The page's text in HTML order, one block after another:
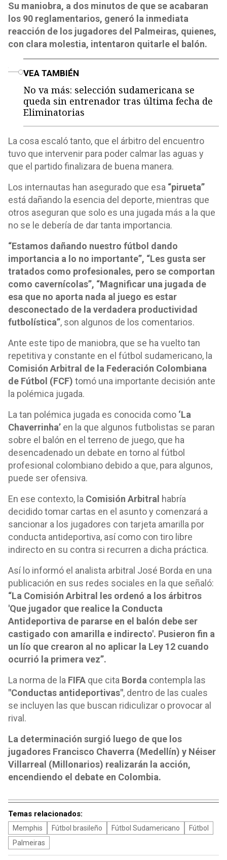
Su maniobra, a dos minutos de que se acabaran
los 90 reglamentarios, generó la inmediata
reacción de los jugadores del Palmeiras, quienes,
con clara molestia, intentaron quitarle el balón.
VEA TAMBIÉN
No va más: selección sudamericana se
queda sin entrenador tras última fecha de
Eliminatorias
La cosa escaló tanto, que el árbitro del encuentro
tuvo que intervenir para poder calmar las aguas y
que el partido finalizara de buena manera.
Los internautas han asegurado que esa “pirueta”
está dañando la esencia del deporte, mientras que
otros aseguran que solo es una jugada más a la que
no se le debería de dar tanta importancia.
“Estamos dañando nuestro fútbol dando
importancia a lo no importante”, “Les gusta ser
tratados como profesionales, pero se comportan
como cavernícolas”, “Magnificar una jugada de
esa que no aporta nada al juego es estar
desconectado de la verdadera productividad
futbolística”, son algunos de los comentarios.
Ante este tipo de maniobra, que se ha vuelto tan
repetitiva y constante en el fútbol sudamericano, la
Comisión Arbitral de la Federación Colombiana
de Fútbol (FCF) tomó una importante decisión ante
la polémica jugada.
La tan polémica jugada es conocida como ‘La
Chaverrinha’ en la que algunos futbolistas se paran
sobre el balón en el terreno de juego, que ha
desencadenado un debate en torno al fútbol
profesional colombiano debido a que, para algunos,
puede ser ofensiva.
En ese contexto, la Comisión Arbitral habría
decidido tomar cartas en el asunto y comenzará a
sancionar a los jugadores con tarjeta amarilla por
conducta antideportiva, así como con tiro libre
indirecto en su contra si recurren a dicha práctica.
Así lo informó el analista arbitral José Borda en una
publicación en sus redes sociales en la que señaló:
“La Comisión Arbitral les ordenó a los árbitros
'Que jugador que realice la Conducta
Antideportiva de pararse en el balón debe ser
castigado con amarilla e indirecto'. Pusieron fin a
un lío que crearon al no aplicar la Ley 12 cuando
ocurrió la primera vez”.
La norma de la FIFA que cita Borda contempla las
"Conductas antideportivas", dentro de las cuales
se incluyen las que buscan ridiculizar o provocar al
rival.
La determinación surgió luego de que los
jugadores Francisco Chaverra (Medellín) y Néiser
Villarreal (Millonarios) realizarán la acción,
encendiendo el debate en Colombia.
Temas relacionados:
Memphis Fútbol brasileño Fútbol Sudamericano
Fútbol
Palmeiras